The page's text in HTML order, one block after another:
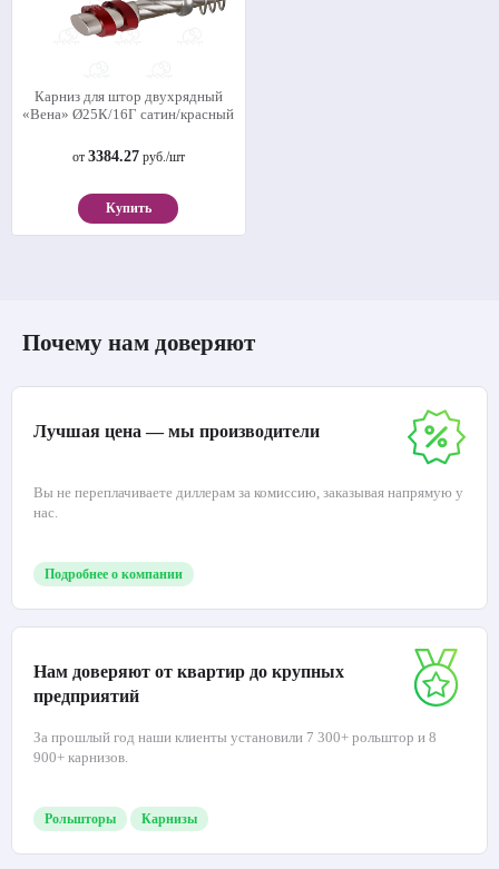
Карниз для штор двухрядный
«Вена» Ø25К/16Г сатин/красный
от 3384.27руб./шт
Купить
Почему нам доверяют
Лучшая цена — мы производители
Вы не переплачиваете диллерам за комиссию, заказывая напрямую у
нас.
Подробнее о компании
Нам доверяют от квартир до крупных
предприятий
За прошлый год наши клиенты установили 7 300+ рольштор и 8
900+ карнизов.
Рольшторы Карнизы